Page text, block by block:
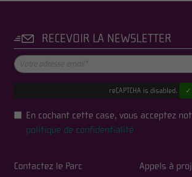
RECEVOIR LA NEWSLETTER
reCAPTCHA is disabled. ✓
En cochant cette case, vous acceptez
politique de confidentialité
Contactez le Parc
Appels à